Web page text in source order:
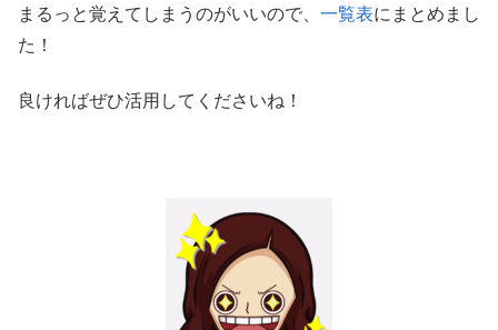
まるっと覚えてしまうのがいいので、 一覧表にまとめまし
た！
良ければぜひ活用してくださいね！